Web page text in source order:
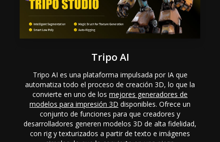
Tripo AI
Tripo AI es una plataforma impulsada por IA que
automatiza todo el proceso de creación 3D, lo que la
convierte en uno de los mejores generadores de
modelos para impresión 3D disponibles. Ofrece un
conjunto de funciones para que creadores y
desarrolladores generen modelos 3D de alta fidelidad,
con rig y texturizados a partir de texto e imágenes